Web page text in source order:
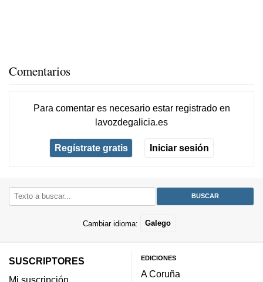
Comentarios
Para comentar es necesario estar registradoen
lavozdegalicia.es
Regístrate gratis Iniciar sesión
Cambiar idioma: Galego
SUSCRIPTORES
Mi suscripción
EDICIONES
A Coruña